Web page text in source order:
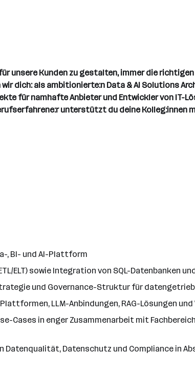
unsere Kunden zu gestalten, immer die
dich: als ambitionierte:n Data & AI Solutions
für namhafte Anbieter und Entwickler von IT-
unterstützt du deine Kolleg:innen
, BI- und AI-Plattform
ELT) sowie Integration von SQL-Datenbanken
und Governance-Struktur für
LLM-Anbindungen, RAG-Lösungen
in enger Zusammenarbeit mit
Datenqualität, Datenschutz und Compliance in